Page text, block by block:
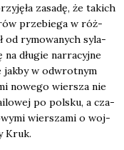
zasa­dę, że takich
prze­bie­ga w róż­
od rymo­wa­nych syla­
dłu­gie nar­ra­cyj­ne
jak­by w odwrot­nym
nowe­go wier­sza nie
po pol­sku, a cza­
wier­sza­mi o woj­
Kruk.